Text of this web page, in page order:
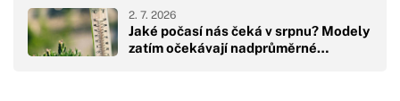
Jaké počasí nás čeká v srpnu? Modely
zatím očekávají nadprůměrné…
2. 7. 2026